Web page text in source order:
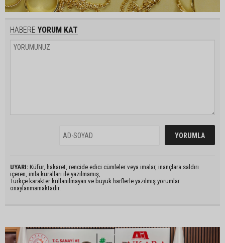
HABERE YORUM KAT
UYARI: Küfür, hakaret, rencide edici cümleler veya imalar, inançlara saldırı
içeren, imla kuralları ile yazılmamış,
Türkçe karakter kullanılmayan ve büyük harflerle yazılmış yorumlar
onaylanmamaktadır.